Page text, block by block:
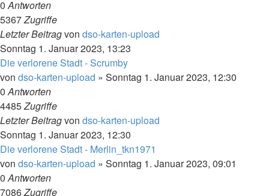
0Antworten
5367Zugriffe
Letzter Beitragvon dso-karten-upload
Sonntag 1. Januar 2023, 13:23
Die verlorene Stadt - Scrumby
von dso-karten-upload » Sonntag 1. Januar 2023, 12:30
0Antworten
4485Zugriffe
Letzter Beitragvon dso-karten-upload
Sonntag 1. Januar 2023, 12:30
Die verlorene Stadt - Merlin_tkn1971
von dso-karten-upload » Sonntag 1. Januar 2023, 09:01
0Antworten
7086Zugriffe